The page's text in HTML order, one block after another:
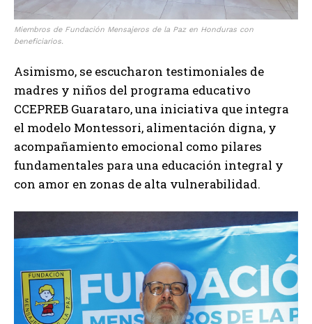
Miembros de Fundación Mensajeros de la Paz en Honduras con
beneficiarios.
Asimismo, se escucharon testimoniales de
madres y niños del programa educativo
CCEPREB Guarataro, una iniciativa que integra
el modelo Montessori, alimentación digna, y
acompañamiento emocional como pilares
fundamentales para una educación integral y
con amor en zonas de alta vulnerabilidad.